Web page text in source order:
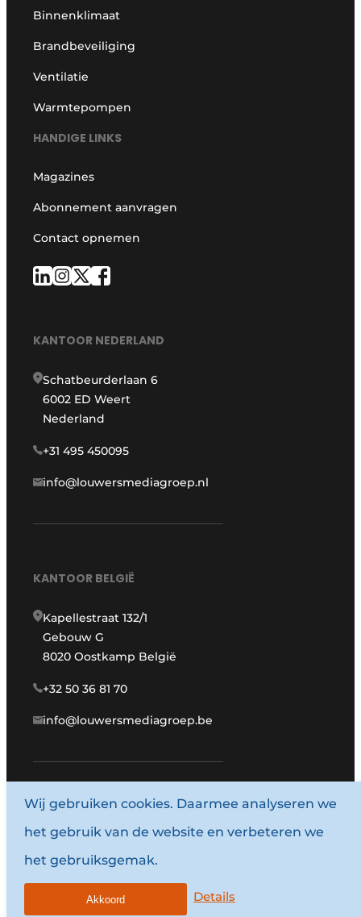
Binnenklimaat
Brandbeveiliging
Ventilatie
Warmtepompen
HANDIGE LINKS
Magazines
Abonnement aanvragen
Contact opnemen
KANTOOR NEDERLAND
Schatbeurderlaan 6
6002 ED Weert
Nederland
+31 495 450095
info@louwersmediagroep.nl
KANTOOR BELGIË
Kapellestraat 132/1
Gebouw G
8020 Oostkamp België
+32 50 36 81 70
info@louwersmediagroep.be
www.louwersmediagroep.com
© 1987 - 2026 Louwersmediagroep.
Algemene voorwaarden
Wij gebruiken cookies. Daarmee analyseren we
het gebruik van de website en verbeteren we
het gebruiksgemak.
Details
Akkoord